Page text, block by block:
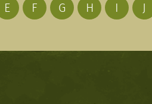
E F G H I J